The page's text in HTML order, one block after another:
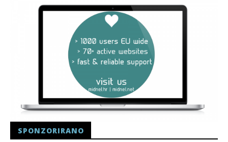
SPONZORIRANO